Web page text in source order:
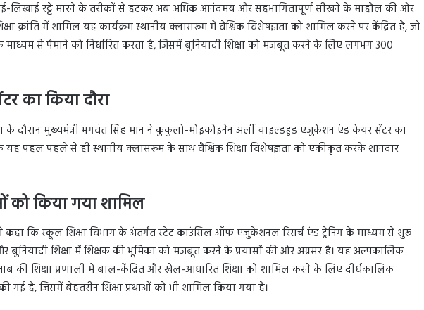
रट्टे मारने के तरीकों से हटकर अब अधिक आनंदमय और सहभागितापूर्ण सीखने के माहौल की ओर
क्रांति में शामिल यह कार्यक्रम स्थानीय क्लासरूम में वैश्विक विशेषज्ञता को शामिल करने पर केंद्रित है, जो
माध्यम से पैमाने को निर्धारित करता है, जिसमें बुनियादी शिक्षा को मजबूत करने के लिए लगभग 300
का किया दौरा
के दौरान मुख्यमंत्री भगवंत सिंह मान ने कुकुलो-मोइकोइनेन अर्ली चाइल्डहुड एजुकेशन एंड केयर सेंटर का
यह पहल पहले से ही स्थानीय क्लासरूम के साथ वैश्विक शिक्षा विशेषज्ञता को एकीकृत करके शानदार
को किया गया शामिल
कहा कि स्कूल शिक्षा विभाग के अंतर्गत स्टेट काउंसिल ऑफ एजुकेशनल रिसर्च एंड ट्रेनिंग के माध्यम से शुरू
बुनियादी शिक्षा में शिक्षक की भूमिका को मजबूत करने के प्रयासों की ओर अग्रसर है। यह अल्पकालिक
की शिक्षा प्रणाली में बाल-केंद्रित और खेल-आधारित शिक्षा को शामिल करने के लिए दीर्घकालिक
गई है, जिसमें बेहतरीन शिक्षा प्रथाओं को भी शामिल किया गया है।